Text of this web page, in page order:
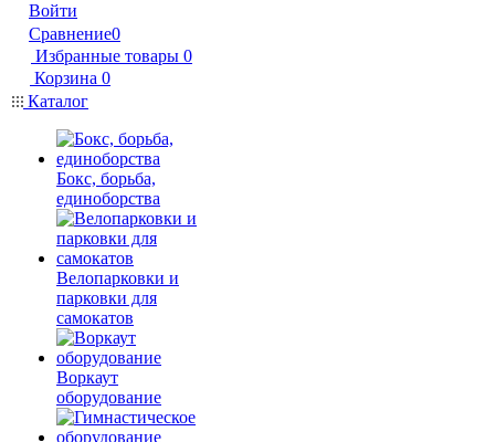
Войти
Сравнение0
Избранные товары 0
Корзина 0
Каталог
Бокс, борьба,
единоборства
Велопарковки и
парковки для
самокатов
Воркаут
оборудование